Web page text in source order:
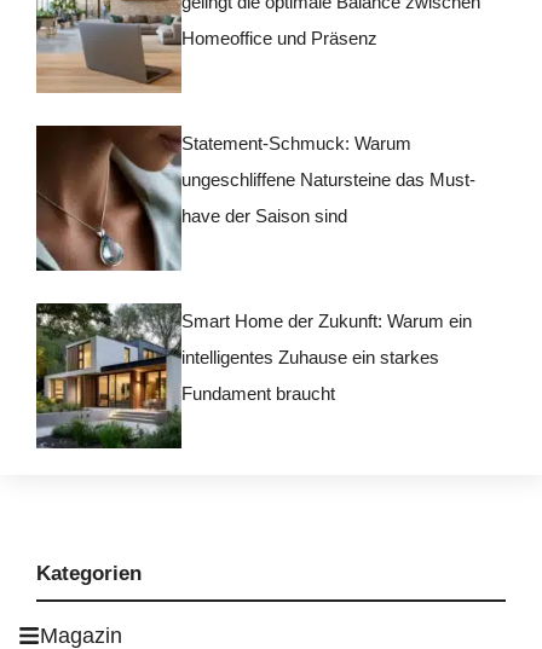
Homeoffice und Präsenz
Statement-Schmuck: Warum
ungeschliffene Natursteine das Must-
have der Saison sind
Smart Home der Zukunft: Warum ein
intelligentes Zuhause ein starkes
Fundament braucht
Kategorien
Magazin